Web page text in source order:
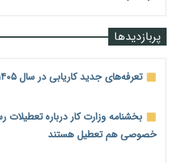
رشد ۷۵ هزار میلیاردی بازار
آغاز اجرای پایلوت «ردا کارت» برای
پربازدیدها
تعرفه‌های جدید کاریابی در سال ۱۴۰۵ ابلاغ شد
بخشنامه وزارت کار درباره
خصوصی هم تعطیل هستند